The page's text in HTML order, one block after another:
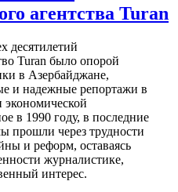
агентства Turan
десятилетий
Turan было опорой
в Азербайджане,
и надежные репортажи в
экономической
в 1990 году, в последние
прошли через трудности
и реформ, оставаясь
журналистике,
интерес.